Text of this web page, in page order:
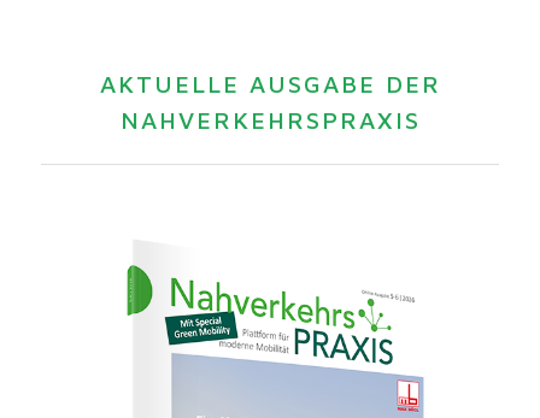
AKTUELLE AUSGABE DER
NAHVERKEHRSPRAXIS